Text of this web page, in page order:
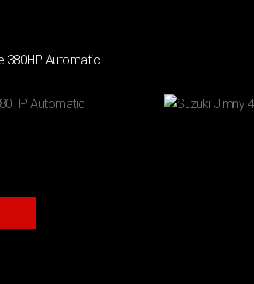
380HP Automatic